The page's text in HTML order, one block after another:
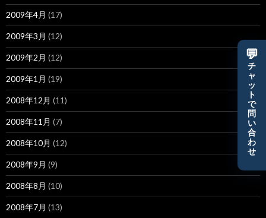
2009年4月 (17)
2009年3月 (12)
2009年2月 (12)
2009年1月 (19)
2008年12月 (11)
2008年11月 (7)
2008年10月 (12)
2008年9月 (9)
2008年8月 (10)
2008年7月 (13)
💬
チ
ャ
ッ
ト
で
問
い
合
わ
せ